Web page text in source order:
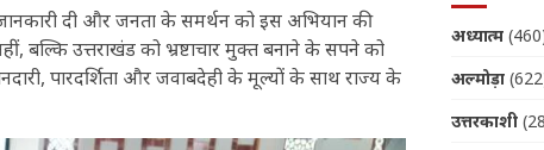
दी और जनता के समर्थन को इस अभियान की
बल्कि उत्तराखंड को भ्रष्टाचार मुक्त बनाने के सपने को
पारदर्शिता और जवाबदेही के मूल्यों के साथ राज्य के
अध्यात्म
अल्मोड़ा
उत्तरकाशी